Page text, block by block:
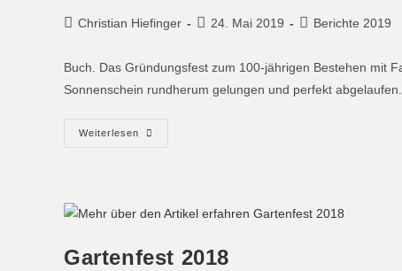
Christian Hiefinger 24. Mai 2019 Berichte 2019
Buch. Das Gründungsfest zum 100-jährigen Bestehen mit
Sonnenschein rundherum gelungen und perfekt
Weiterlesen
Gartenfest 2018